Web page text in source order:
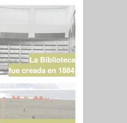
La Biblioteca
fue creada en 1884